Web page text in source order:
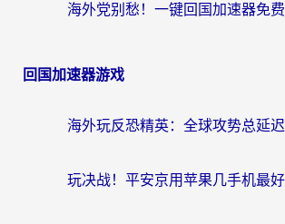
回国加速器游戏